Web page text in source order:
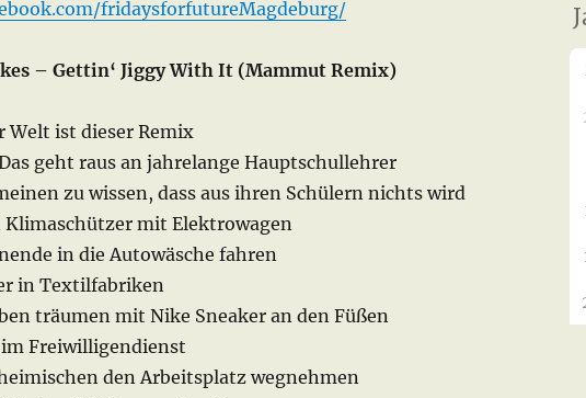
fridaysforfutureMagdeburg/
– Gettin‘ Jiggy With It (Mammut Remix)
Welt ist dieser Remix
geht raus an jahrelange Hauptschullehrer
zu wissen, dass aus ihren Schülern nichts wird
Klimaschützer mit Elektrowagen
in die Autowäsche fahren
in Textilfabriken
träumen mit Nike Sneaker an den Füßen
Freiwilligendienst
den Arbeitsplatz wegnehmen